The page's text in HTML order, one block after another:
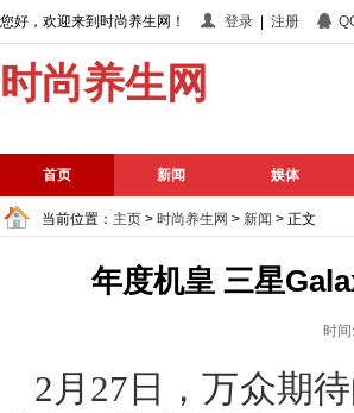
您好，欢迎来到时尚养生网！ 登录 注册
时尚养生网
首页 新闻 娱体
当前位置： 主页 > 时尚养生网 > 新闻 > 正文
年度机皇 三星
时
2月27日，万众期